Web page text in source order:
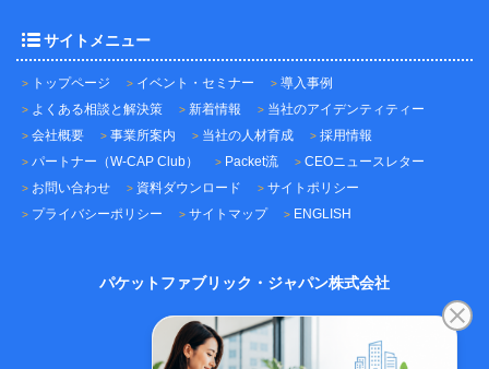
サイトメニュー
トップページ イベント・セミナー
導入事例
よくある相談と解決策
新着情報
当社のアイデンティティー
会社概要
事業所案内 当社の人材育成
採用情報
パートナー（W-CAP Club）
Packet流
CEOニュースレター
お問い合わせ
資料ダウンロード
サイトポリシー
プライバシーポリシー
サイトマップ ENGLISH
パケットファブリック・ジャパン株式会社
〒101-0045
東京都千代田区神田鍛冶町3-3-12
神田鍛冶町千歳ビル7F